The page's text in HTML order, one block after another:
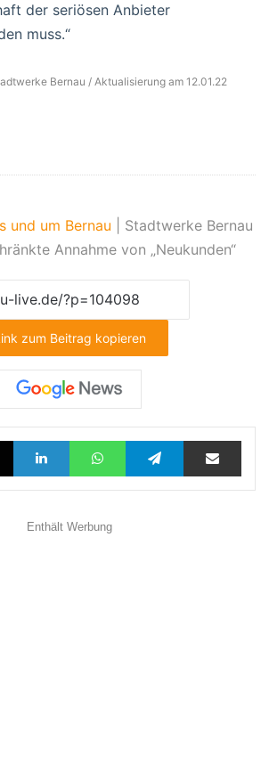
der seriösen Anbieter
muss.“
Bernau / Aktualisierung am 12.01.22
und um Bernau
Stadtwerke Bernau
Annahme von „Neukunden“
zum Beitrag kopieren
X LinkedInWhatsAppTelegramTeilen via E-Mail
Enthält Werbung